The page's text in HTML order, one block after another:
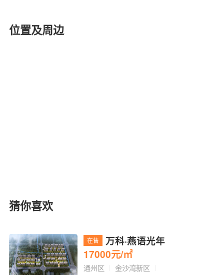
位置及周边
猜你喜欢
在售
万科·燕语光年
17000元/㎡
通州区 金沙湾新区